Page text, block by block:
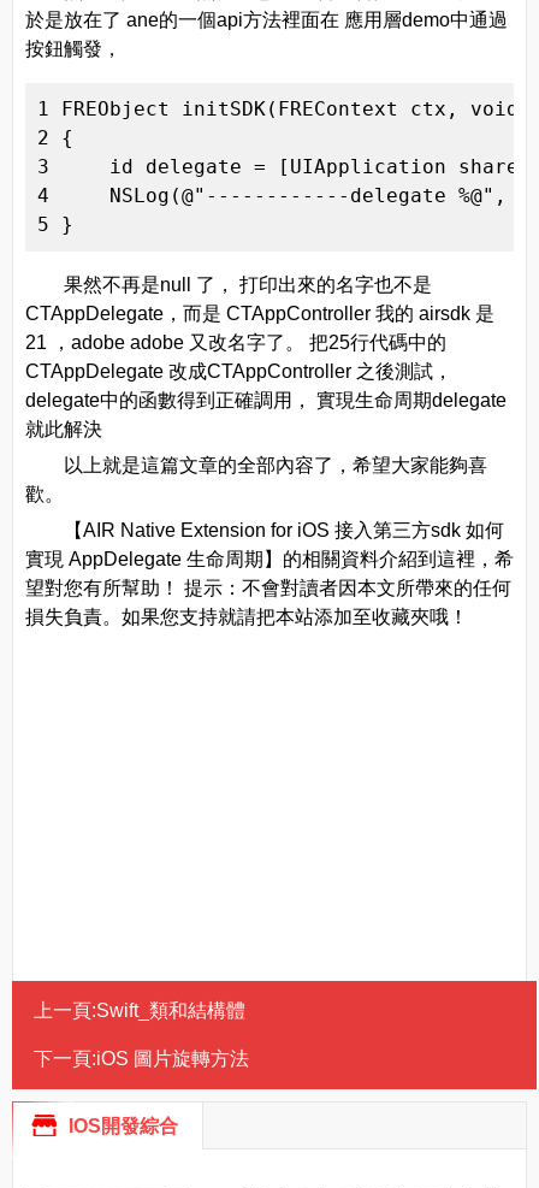
於是放在了 ane的一個api方法裡面在 應用層demo中通過
按鈕觸發，
1 FREObject initSDK(FREContext ctx,
2 {
3     id delegate = [UIApplication
4     NSLog(@"------------delegate %@",
5 }
果然不再是null 了， 打印出來的名字也不是
CTAppDelegate，而是 CTAppController 我的 airsdk 是
21 ，adobe adobe 又改名字了。 把25行代碼中的
CTAppDelegate 改成CTAppController 之後測試，
delegate中的函數得到正確調用， 實現生命周期delegate
就此解決
以上就是這篇文章的全部內容了，希望大家能夠喜
歡。
【AIR Native Extension for iOS 接入第三方sdk 如何
實現 AppDelegate 生命周期】的相關資料介紹到這裡，希
望對您有所幫助！ 提示：不會對讀者因本文所帶來的任何
損失負責。如果您支持就請把本站添加至收藏夾哦！
上一頁:Swift_類和結構體
下一頁:iOS 圖片旋轉方法
IOS開發綜合